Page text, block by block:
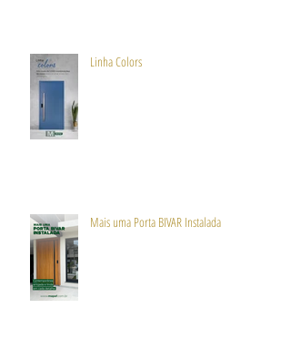
Linha Colors
Mais uma Porta BIVAR Instalada